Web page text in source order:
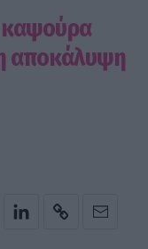
αποκάλυψη